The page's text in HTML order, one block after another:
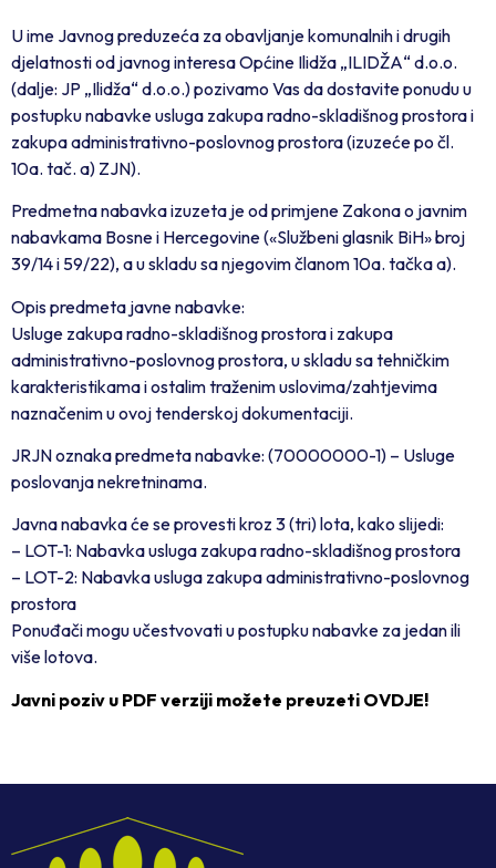
U ime Javnog preduzeća za obavljanje komunalnih i drugih
djelatnosti od javnog interesa Općine Ilidža „ILIDŽA“ d.o.o.
(dalje: JP „Ilidža“ d.o.o.) pozivamo Vas da dostavite ponudu u
postupku nabavke usluga zakupa radno-skladišnog prostora i
zakupa administrativno-poslovnog prostora (izuzeće po čl.
10a. tač. a) ZJN).
Predmetna nabavka izuzeta je od primjene Zakona o javnim
nabavkama Bosne i Hercegovine («Službeni glasnik BiH» broj
39/14 i 59/22), a u skladu sa njegovim članom 10a. tačka a).
Opis predmeta javne nabavke:
Usluge zakupa radno-skladišnog prostora i zakupa
administrativno-poslovnog prostora, u skladu sa tehničkim
karakteristikama i ostalim traženim uslovima/zahtjevima
naznačenim u ovoj tenderskoj dokumentaciji.
JRJN oznaka predmeta nabavke: (70000000-1) – Usluge
poslovanja nekretninama.
Javna nabavka će se provesti kroz 3 (tri) lota, kako slijedi:
– LOT-1: Nabavka usluga zakupa radno-skladišnog prostora
– LOT-2: Nabavka usluga zakupa administrativno-poslovnog
prostora
Ponuđači mogu učestvovati u postupku nabavke za jedan ili
više lotova.
Javni poziv u PDF verziji možete preuzeti OVDJE!